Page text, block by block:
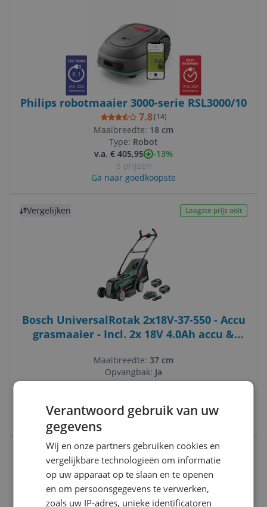
8.1
JAN 2025 AUG 2024
Philips robotmaaier 3000-serie RSL3000/10
7.8(14)
Maaibreedte: 18 cm
Type: Robot
v.a. € 405,95
-13%
5 prijzen
Ga naar goedkoopste
Vergelijken Laagste prijs ooit
Bosch UniversalRotak 2x18V-37-550 - Accu
grasmaaier - Incl. 2x 18V 4.0Ah accu &
Maaibreedte: 37 cm
Opvangbak: Ja
Type:Accu
6 prijzen
Ga naar goedkoopste
Vergelijken
Bekijk product
Verantwoord gebruik van uw
gegevens
Wij en onze partners gebruiken cookies en
vergelijkbare technologieën om informatie
op uw apparaat op te slaan en te openen
en om persoonsgegevens te verwerken,
zoals uw IP-adres, unieke identificatoren